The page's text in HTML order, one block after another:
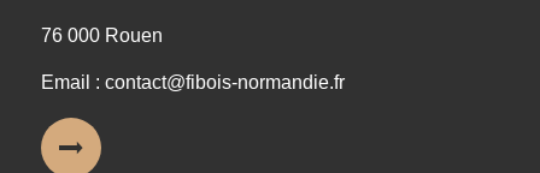
76 000 Rouen
Email : contact@fibois-normandie.fr